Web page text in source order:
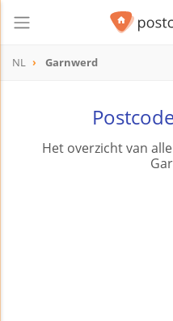
NL Garnwerd
Het overzicht van